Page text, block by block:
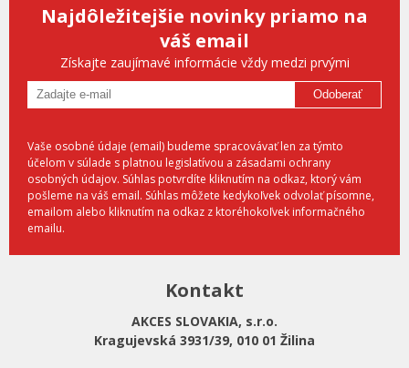
Najdôležitejšie novinky priamo na
váš email
Získajte zaujímavé informácie vždy medzi prvými
Odoberať
Vaše osobné údaje (email) budeme spracovávať len za týmto
účelom v súlade s platnou legislatívou a zásadami ochrany
osobných údajov. Súhlas potvrdíte kliknutím na odkaz, ktorý vám
pošleme na váš email. Súhlas môžete kedykoľvek odvolať písomne,
emailom alebo kliknutím na odkaz z ktoréhokoľvek informačného
emailu.
Kontakt
AKCES SLOVAKIA, s.r.o.
Kragujevská 3931/39, 010 01 Žilina